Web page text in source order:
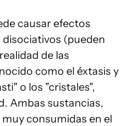
causar efectos
(pueden
de las
como el éxtasis y
o los "cristales",
Ambas sustancias,
consumidas en el